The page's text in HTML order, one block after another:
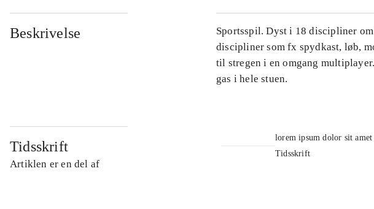
Beskrivelse
Sportsspil. Dyst i 18 discipliner
discipliner som fx spydkast, løb,
til stregen i en omgang
gas i hele stuen.
Tidsskrift
Artiklen er en del af
lorem ipsum dolor sit
Tidsskrift